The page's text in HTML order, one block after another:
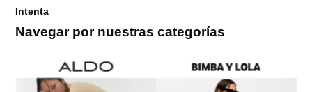
Intenta
Navegar por nuestras categorías